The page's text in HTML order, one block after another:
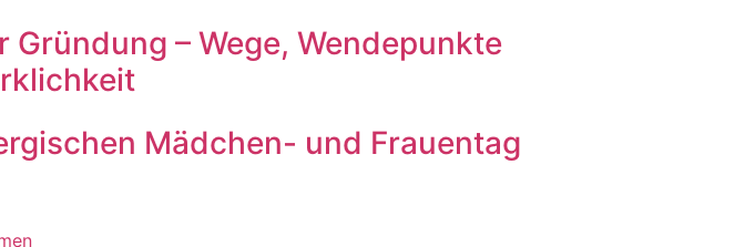
Gründung – Wege, Wendepunkte
Mädchen- und Frauentag